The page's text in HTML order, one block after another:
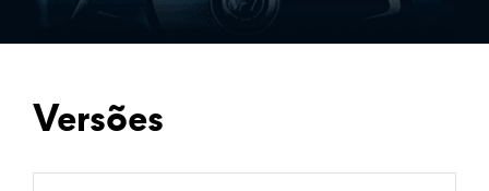
Versões